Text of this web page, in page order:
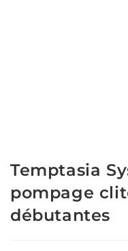
Temptasia
pompage
débutantes